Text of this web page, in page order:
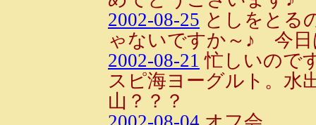
2002-08-25 としをとる
ゃないですか～♪ 今日
2002-08-21 忙しいので
スピ海ヨーグルト。水
山？？？